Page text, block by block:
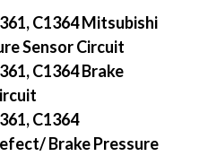
C1364 Mitsubishi
Sensor Circuit
C1364 Brake
C1364
Brake Pressure